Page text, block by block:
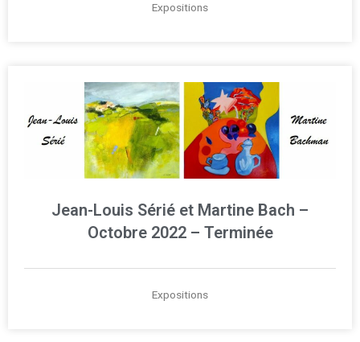
Expositions
Jean-Louis Sérié et Martine Bach –
Octobre 2022 – Terminée
Expositions